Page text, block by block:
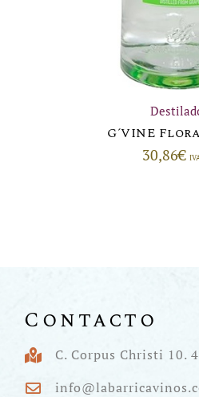
G´VINE
30,86€
Contacto
C. Corpus Christi 10.